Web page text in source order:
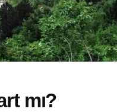
mı?